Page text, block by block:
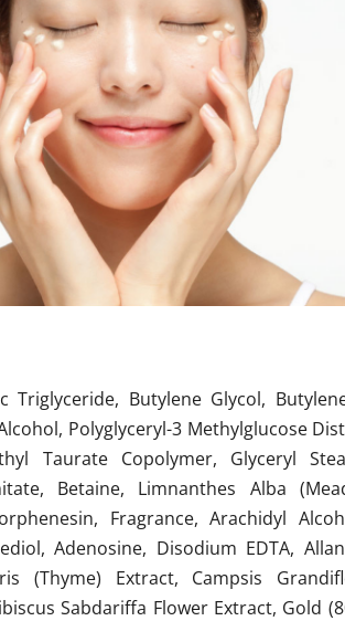
Triglyceride, Butylene Glycol,
Polyglyceryl-3 Methylglucose
Taurate Copolymer, Glyceryl
Betaine, Limnanthes Alba
Fragrance, Arachidyl
Adenosine, Disodium EDTA,
(Thyme) Extract, Campsis
Sabdariffa Flower Extract, Gold